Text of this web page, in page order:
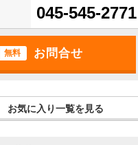
045-545-2771
無料
お気に入り一覧を見る